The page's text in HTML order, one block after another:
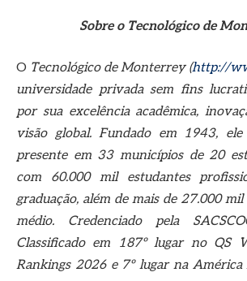
Sobre o Tecnológico de
O Tecnológico de Monterrey (http://
universidade privada sem fins
por sua excelência acadêmica,
visão global. Fundado em 1943, ele
presente em 33 municípios de 20
com 60.000 mil estudantes
graduação, além de mais de 27.000
médio. Credenciado pela
Classificado em 187º lugar no QS
Rankings 2026 e 7º lugar na